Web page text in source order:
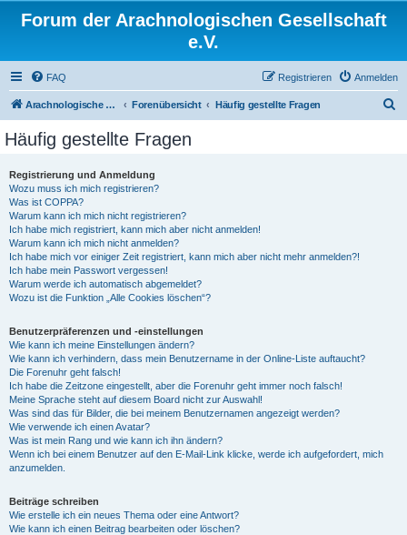
Forum der Arachnologischen Gesellschaft
e.V.
FAQ Anmelden
Registrieren
Arachnologische Gesellschaft e. V. Forenübersicht Häufig gestellte Fragen
Häufig gestellte Fragen
Registrierung und Anmeldung
Wozu muss ich mich registrieren?
Was ist COPPA?
Warum kann ich mich nicht registrieren?
Ich habe mich registriert, kann mich aber nicht anmelden!
Warum kann ich mich nicht anmelden?
Ich habe mich vor einiger Zeit registriert, kann mich aber nicht mehr anmelden?!
Ich habe mein Passwort vergessen!
Warum werde ich automatisch abgemeldet?
Wozu ist die Funktion „Alle Cookies löschen“?
Benutzerpräferenzen und -einstellungen
Wie kann ich meine Einstellungen ändern?
Wie kann ich verhindern, dass mein Benutzername in der Online-Liste auftaucht?
Die Forenuhr geht falsch!
Ich habe die Zeitzone eingestellt, aber die Forenuhr geht immer noch falsch!
Meine Sprache steht auf diesem Board nicht zur Auswahl!
Was sind das für Bilder, die bei meinem Benutzernamen angezeigt werden?
Wie verwende ich einen Avatar?
Was ist mein Rang und wie kann ich ihn ändern?
Wenn ich bei einem Benutzer auf den E-Mail-Link klicke, werde ich aufgefordert, mich
anzumelden.
Beiträge schreiben
Wie erstelle ich ein neues Thema oder eine Antwort?
Wie kann ich einen Beitrag bearbeiten oder löschen?